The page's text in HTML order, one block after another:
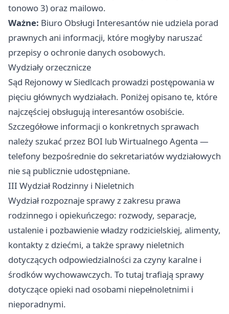
tonowo 3) oraz mailowo.
Ważne: Biuro Obsługi Interesantów nie udziela porad
prawnych ani informacji, które mogłyby naruszać
przepisy o ochronie danych osobowych.
Wydziały orzecznicze
Sąd Rejonowy w Siedlcach prowadzi postępowania w
pięciu głównych wydziałach. Poniżej opisano te, które
najczęściej obsługują interesantów osobiście.
Szczegółowe informacji o konkretnych sprawach
należy szukać przez BOI lub Wirtualnego Agenta —
telefony bezpośrednie do sekretariatów wydziałowych
nie są publicznie udostępniane.
III Wydział Rodzinny i Nieletnich
Wydział rozpoznaje sprawy z zakresu prawa
rodzinnego i opiekuńczego: rozwody, separacje,
ustalenie i pozbawienie władzy rodzicielskiej, alimenty,
kontakty z dziećmi, a także sprawy nieletnich
dotyczących odpowiedzialności za czyny karalne i
środków wychowawczych. To tutaj trafiają sprawy
dotyczące opieki nad osobami niepełnoletnimi i
nieporadnymi.